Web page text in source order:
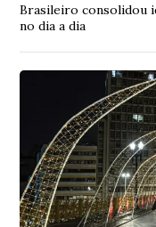
Brasileiro consolidou
no dia a dia